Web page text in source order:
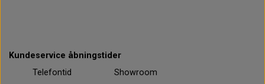
Kundeservice åbningstider
Telefontid Showroom